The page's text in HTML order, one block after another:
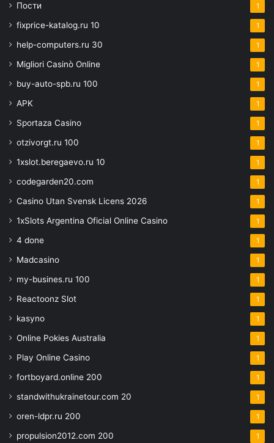
Пости 1
fixprice-katalog.ru 10 1
help-computers.ru 30 1
Migliori Casinò Online 1
buy-auto-spb.ru 100 1
APK 1
Sportaza Casino 1
otzivorgt.ru 100 1
1xslot.beregaevo.ru 10 1
codegarden20.com 1
Casino Utan Svensk Licens 2026 1
1xSlots Argentina Oficial Online Casino 1
4 done 1
Madcasino 1
my-busines.ru 100 1
Reactoonz Slot 1
kasyno 1
Online Pokies Australia 1
Play Online Casino 1
fortboyard.online 200 1
standwithukrainetour.com 20 1
oren-ldpr.ru 200 1
propulsion2012.com 200 1